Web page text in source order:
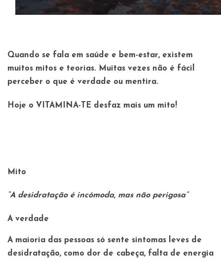
Quando se fala em saúde e bem-estar, existem
muitos mitos e teorias. Muitas vezes não é fácil
perceber o que é verdade ou mentira.
Hoje o VITAMINA-TE desfaz mais um mito!
Mito
“A desidratação é incómoda, mas não perigosa”
A verdade
A maioria das pessoas só sente sintomas leves de
desidratação, como dor de cabeça, falta de energia